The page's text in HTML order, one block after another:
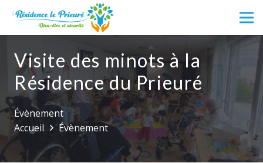
Visite des minots à la
Résidence du Prieuré
Évènement
Accueil
Évènement